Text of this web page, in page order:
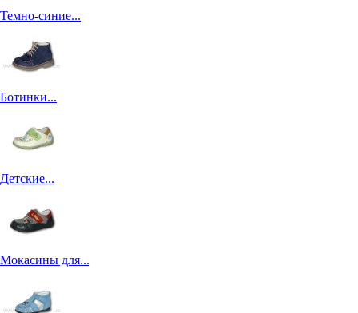
Темно-синие...
Ботинки...
Детские...
Мокасины для...